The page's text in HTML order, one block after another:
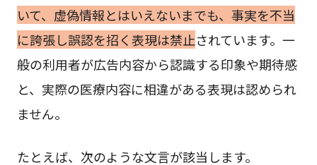
いて、虚偽情報とはいえないまでも、事実を不当
に誇張し誤認を招く表現は禁止されています。一
般の利用者が広告内容から認識する印象や期待感
と、実際の医療内容に相違がある表現は認められ
ません。
たとえば、次のような文言が該当します。